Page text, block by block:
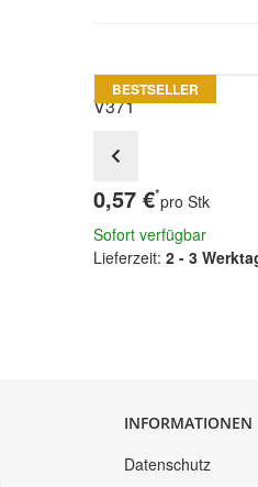
BESTSELLER
V371
0,57 €*pro Stk
Sofort verfügbar
Lieferzeit: 2 - 3
INFORMATIONEN
Datenschutz